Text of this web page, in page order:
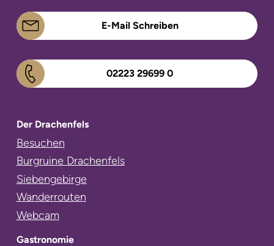
E-Mail Schreiben
02223 29699 0
Der Drachenfels
Navigation
überspringen
Besuchen
Burgruine Drachenfels
Siebengebirge
Wanderrouten
Webcam
Gastronomie